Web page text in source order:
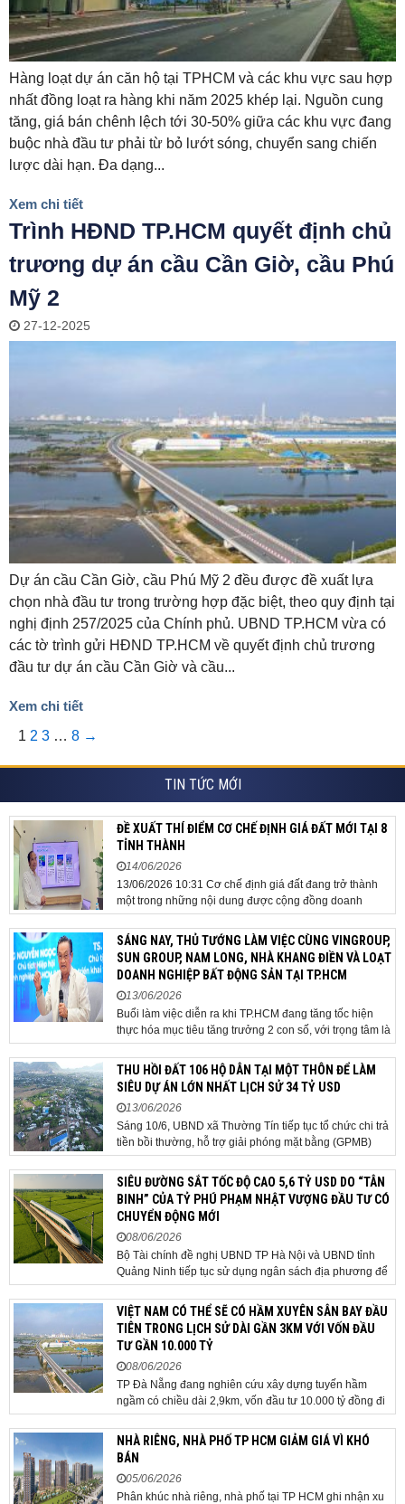
Hàng loạt dự án căn hộ tại TPHCM và các khu vực sau hợp
nhất đồng loạt ra hàng khi năm 2025 khép lại. Nguồn cung
tăng, giá bán chênh lệch tới 30-50% giữa các khu vực đang
buộc nhà đầu tư phải từ bỏ lướt sóng, chuyển sang chiến
lược dài hạn. Đa dạng...
Xem chi tiết
Trình HĐND TP.HCM quyết định chủ
trương dự án cầu Cần Giờ, cầu Phú
Mỹ 2
27-12-2025
Dự án cầu Cần Giờ, cầu Phú Mỹ 2 đều được đề xuất lựa
chọn nhà đầu tư trong trường hợp đặc biệt, theo quy định tại
nghị định 257/2025 của Chính phủ. UBND TP.HCM vừa có
các tờ trình gửi HĐND TP.HCM về quyết định chủ trương
đầu tư dự án cầu Cần Giờ và cầu...
Xem chi tiết
1 2 3 … 8 →
TIN TỨC MỚI
ĐỀ XUẤT THÍ ĐIỂM CƠ CHẾ ĐỊNH GIÁ ĐẤT MỚI TẠI 8
TỈNH THÀNH
14/06/2026
13/06/2026 10:31 Cơ chế định giá đất đang trở thành
một trong những nội dung được cộng đồng doanh
nghiệp, các chuyên gia và cơ quan quản lý đặc biệt
quan tâm khi tác động trực tiếp đến quá trình triển khai
dự án, thu hút đầu tư và sự phát triển ổn định của...
SÁNG NAY, THỦ TƯỚNG LÀM VIỆC CÙNG VINGROUP,
SUN GROUP, NAM LONG, NHÀ KHANG ĐIỀN VÀ LOẠT
DOANH NGHIỆP BẤT ĐỘNG SẢN TẠI TP.HCM
13/06/2026
Buổi làm việc diễn ra khi TP.HCM đang tăng tốc hiện
thực hóa mục tiêu tăng trưởng 2 con số, với trọng tâm là
giải ngân đầu tư công, hoàn thiện mô hình chính quyền
địa phương 2 cấp, phát triển nhà ở xã hội và xử lý các
vướng mắc về cơ chế, chính...
THU HỒI ĐẤT 106 HỘ DÂN TẠI MỘT THÔN ĐỂ LÀM
SIÊU DỰ ÁN LỚN NHẤT LỊCH SỬ 34 TỶ USD
13/06/2026
Sáng 10/6, UBND xã Thường Tín tiếp tục tổ chức chi trả
tiền bồi thường, hỗ trợ giải phóng mặt bằng (GPMB)
cho 106 hộ gia đình, cá nhân thuộc diện thu hồi đất để
thực hiện dự án Khu đô thị thể thao Quốc tế Hà Nội trên
địa bàn thôn Nhuệ Giang. Trong...
SIÊU ĐƯỜNG SẮT TỐC ĐỘ CAO 5,6 TỶ USD DO “TÂN
BINH” CỦA TỶ PHÚ PHẠM NHẬT VƯỢNG ĐẦU TƯ CÓ
CHUYỂN ĐỘNG MỚI
08/06/2026
Bộ Tài chính đề nghị UBND TP Hà Nội và UBND tỉnh
Quảng Ninh tiếp tục sử dụng ngân sách địa phương để
thực hiện công tác giải phóng mặt bằng đối với phần
tuyến đi qua địa bàn hai địa phương, bảo đảm tiến độ
triển khai. Bộ Tài chính vừa có công văn...
VIỆT NAM CÓ THỂ SẼ CÓ HẦM XUYÊN SÂN BAY ĐẦU
TIÊN TRONG LỊCH SỬ DÀI GẦN 3KM VỚI VỐN ĐẦU
TƯ GẦN 10.000 TỶ
08/06/2026
TP Đà Nẵng đang nghiên cứu xây dựng tuyến hầm
ngầm có chiều dài 2,9km, vốn đầu tư 10.000 tỷ đồng đi
qua sân bay quốc tế. TP Đà Nẵng đang nghiên cứu một
phương án hạ tầng mang tính đột phá khi đề xuất xây
dựng tuyến hầm ngầm xuyên qua khu vực sân...
NHÀ RIÊNG, NHÀ PHỐ TP HCM GIẢM GIÁ VÌ KHÓ
BÁN
05/06/2026
Phân khúc nhà riêng, nhà phố tại TP HCM ghi nhận xu